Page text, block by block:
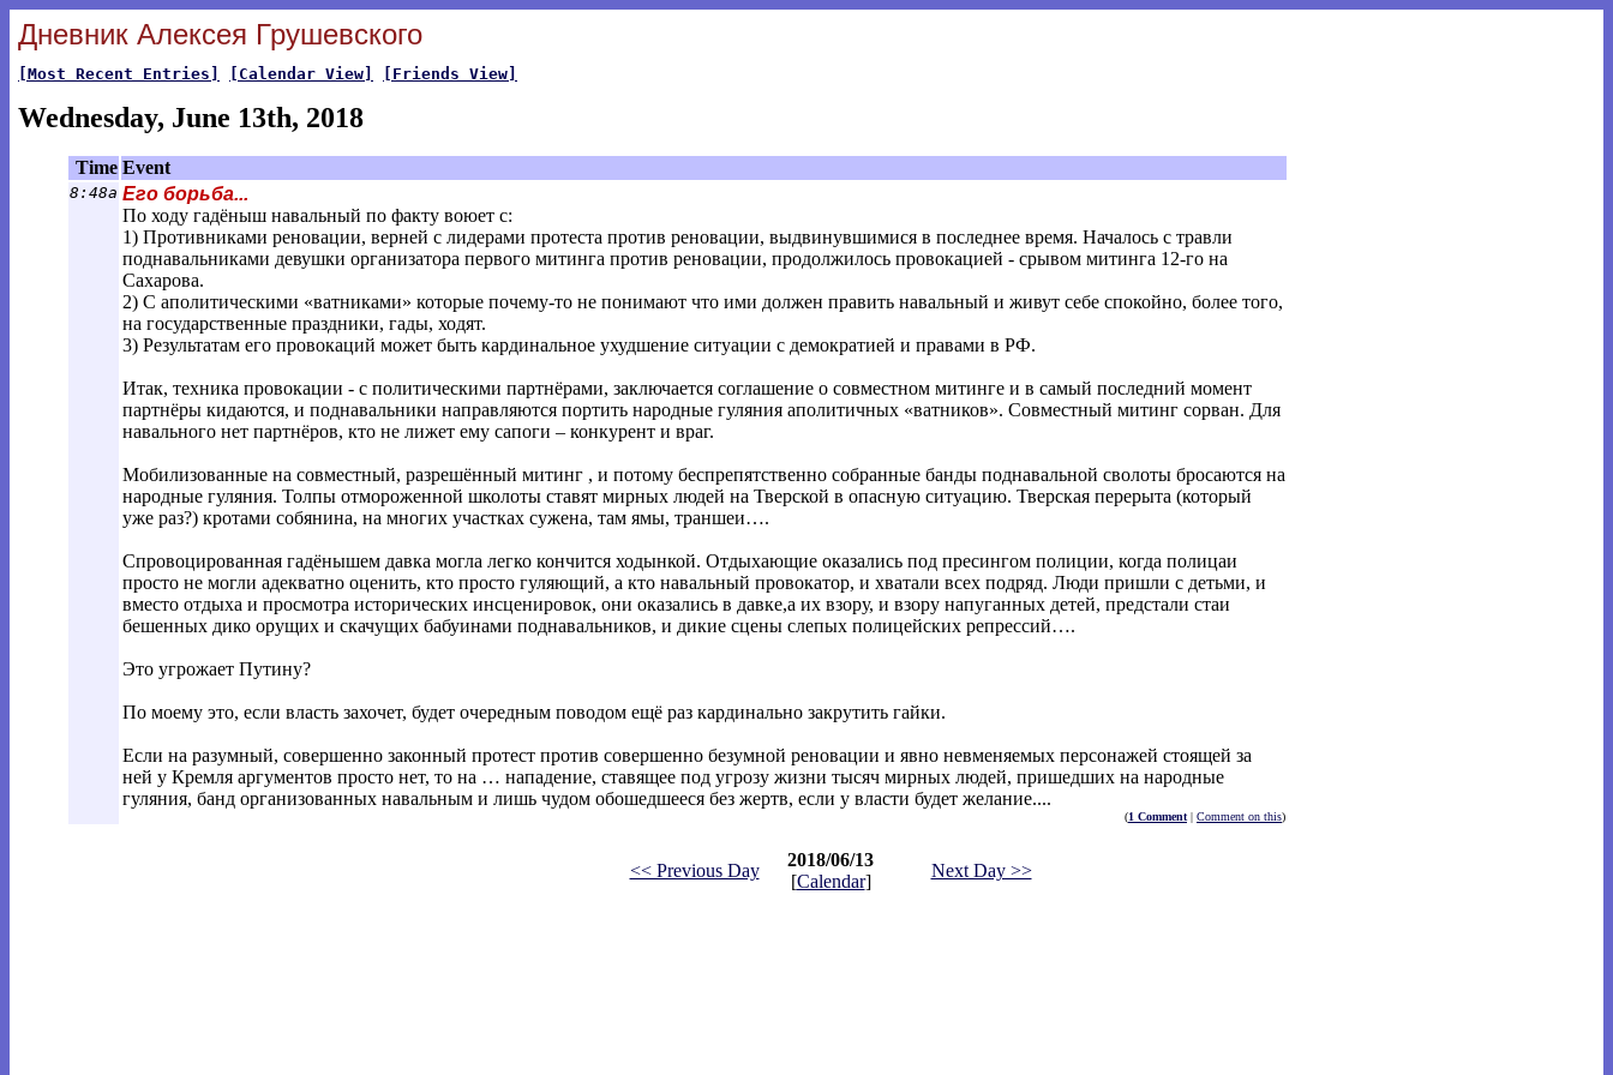
Дневник Алексея Грушевского
[Most Recent Entries] [Calendar View] [Friends View]
Wednesday, June 13th, 2018
Time Event
8:48a Его борьба...
По ходу гадёныш навальный по факту воюет с:
1) Противниками реновации, верней с лидерами протеста против реновации, выдвинувшимися в последнее время. Началось с травли
поднавальниками девушки организатора первого митинга против реновации, продолжилось провокацией - срывом митинга 12-го на
Сахарова.
2) С аполитическими «ватниками» которые почему-то не понимают что ими должен править навальный и живут себе спокойно, более того,
на государственные праздники, гады, ходят.
3) Результатам его провокаций может быть кардинальное ухудшение ситуации с демократией и правами в РФ.
Итак, техника провокации - с политическими партнёрами, заключается соглашение о совместном митинге и в самый последний момент
партнёры кидаются, и поднавальники направляются портить народные гуляния аполитичных «ватников». Совместный митинг сорван. Для
навального нет партнёров, кто не лижет ему сапоги – конкурент и враг.
Мобилизованные на совместный, разрешённый митинг , и потому беспрепятственно собранные банды поднавальной сволоты бросаются на
народные гуляния. Толпы отмороженной школоты ставят мирных людей на Тверской в опасную ситуацию. Тверская перерыта (который
уже раз?) кротами собянина, на многих участках сужена, там ямы, траншеи….
Спровоцированная гадёнышем давка могла легко кончится ходынкой. Отдыхающие оказались под пресингом полиции, когда полицаи
просто не могли адекватно оценить, кто просто гуляющий, а кто навальный провокатор, и хватали всех подряд. Люди пришли с детьми, и
вместо отдыха и просмотра исторических инсценировок, они оказались в давке,а их взору, и взору напуганных детей, предстали стаи
бешенных дико орущих и скачущих бабуинами поднавальников, и дикие сцены слепых полицейских репрессий….
Это угрожает Путину?
По моему это, если власть захочет, будет очередным поводом ещё раз кардинально закрутить гайки.
Если на разумный, совершенно законный протест против совершенно безумной реновации и явно невменяемых персонажей стоящей за
ней у Кремля аргументов просто нет, то на … нападение, ставящее под угрозу жизни тысяч мирных людей, пришедших на народные
гуляния, банд организованных навальным и лишь чудом обошедшееся без жертв, если у власти будет желание....
(1 Comment | Comment on this)
<< Previous Day
2018/06/13
[Calendar]
Next Day >>